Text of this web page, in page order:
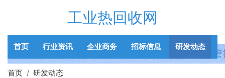
工业热回收网
首页 行业资讯 企业商务 招标信息 研发动态
首页 研发动态